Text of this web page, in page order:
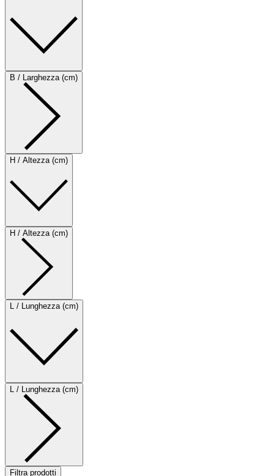
B / Larghezza (cm)
H / Altezza (cm)
H / Altezza (cm)
L / Lunghezza (cm)
L / Lunghezza (cm)
Filtra prodotti